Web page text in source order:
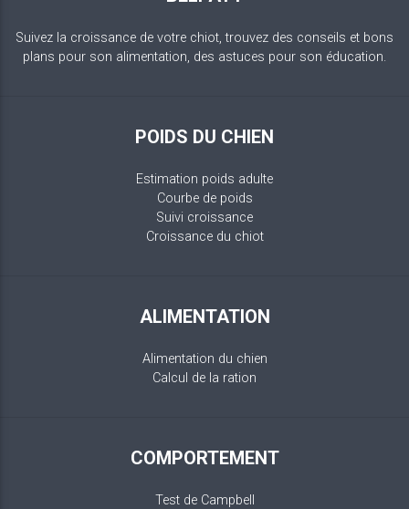
Suivez la croissance de votre chiot, trouvez des conseils et bons
plans pour son alimentation, des astuces pour son éducation.
POIDS DU CHIEN
Estimation poids adulte
Courbe de poids
Suivi croissance
Croissance du chiot
ALIMENTATION
Alimentation du chien
Calcul de la ration
COMPORTEMENT
Test de Campbell